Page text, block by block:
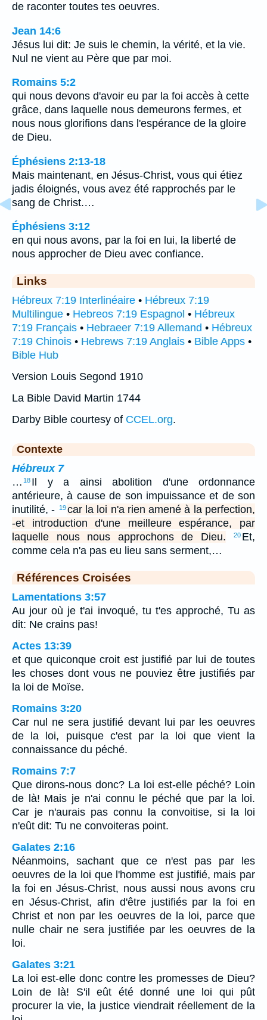
de raconter toutes tes oeuvres.
Jean 14:6
Jésus lui dit: Je suis le chemin, la vérité, et la vie.
Nul ne vient au Père que par moi.
Romains 5:2
qui nous devons d'avoir eu par la foi accès à cette
grâce, dans laquelle nous demeurons fermes, et
nous nous glorifions dans l'espérance de la gloire
de Dieu.
Éphésiens 2:13-18
Mais maintenant, en Jésus-Christ, vous qui étiez
jadis éloignés, vous avez été rapprochés par le
sang de Christ.…
Éphésiens 3:12
en qui nous avons, par la foi en lui, la liberté de
nous approcher de Dieu avec confiance.
Links
Hébreux 7:19 Interlinéaire • Hébreux 7:19
Multilingue • Hebreos 7:19 Espagnol • Hébreux
7:19 Français • Hebraeer 7:19 Allemand • Hébreux
7:19 Chinois • Hebrews 7:19 Anglais • Bible Apps •
Bible Hub
Version Louis Segond 1910
La Bible David Martin 1744
Darby Bible courtesy of CCEL.org.
Contexte
Hébreux 7
… 18 Il y a ainsi abolition d'une ordonnance
antérieure, à cause de son impuissance et de son
inutilité, - 19car la loi n'a rien amené à la perfection,
-et introduction d'une meilleure espérance, par
laquelle nous nous approchons de Dieu.
20 Et,
comme cela n'a pas eu lieu sans serment,…
Références Croisées
Lamentations 3:57
Au jour où je t'ai invoqué, tu t'es approché, Tu as
dit: Ne crains pas!
Actes 13:39
et que quiconque croit est justifié par lui de toutes
les choses dont vous ne pouviez être justifiés par
la loi de Moïse.
Romains 3:20
Car nul ne sera justifié devant lui par les oeuvres
de la loi, puisque c'est par la loi que vient la
connaissance du péché.
Romains 7:7
Que dirons-nous donc? La loi est-elle péché? Loin
de là! Mais je n'ai connu le péché que par la loi.
Car je n'aurais pas connu la convoitise, si la loi
n'eût dit: Tu ne convoiteras point.
Galates 2:16
Néanmoins, sachant que ce n'est pas par les
oeuvres de la loi que l'homme est justifié, mais par
la foi en Jésus-Christ, nous aussi nous avons cru
en Jésus-Christ, afin d'être justifiés par la foi en
Christ et non par les oeuvres de la loi, parce que
nulle chair ne sera justifiée par les oeuvres de la
loi.
Galates 3:21
La loi est-elle donc contre les promesses de Dieu?
Loin de là! S'il eût été donné une loi qui pût
procurer la vie, la justice viendrait réellement de la